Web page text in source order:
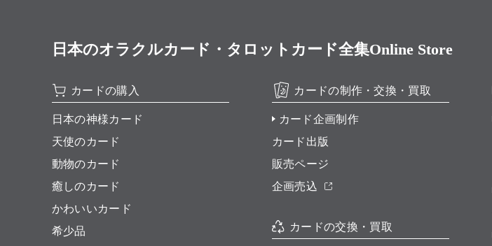
日本のオラクルカード・タロットカード全集Online Store
カードの購入
日本の神様カード
天使のカード
動物のカード
癒しのカード
かわいいカード
希少品
カードの制作・交換・買取
カード企画制作
カード出版
販売ページ
企画売込
カードの交換・買取